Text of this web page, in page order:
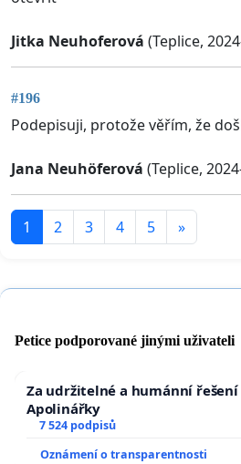
Jitka Neuhoferová (Teplice,
#196
Podepisuji, protože věřím, že
Jana Neuhöferová (Teplice,
1 2 3 4 5 »
Petice podporované jinými uživateli
Za udržitelné a humánní
Apolinářky
7 524 podpisů
Oznámení o transparentnosti